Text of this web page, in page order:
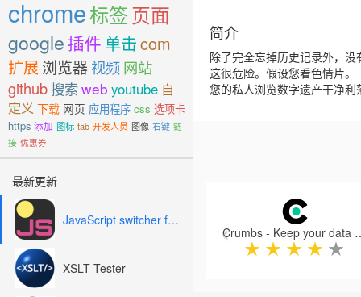
chrome标签页面
google 插件 单击com
扩展浏览器 视频网站
github搜索web youtube 自
定义 下载 网页 应用程序 css 选项卡
https 添加 图标 tab 开发人员 图像 右键 链
接 优惠券
最新更新
JavaScript switcher for SEO and development
XSLT Tester
简介
除了完全忘掉历史记录外，
这很危险。假设您看色情片
您的私人浏览数字遗产干净利
Crumbs -
★ ★ ★ ★ ★